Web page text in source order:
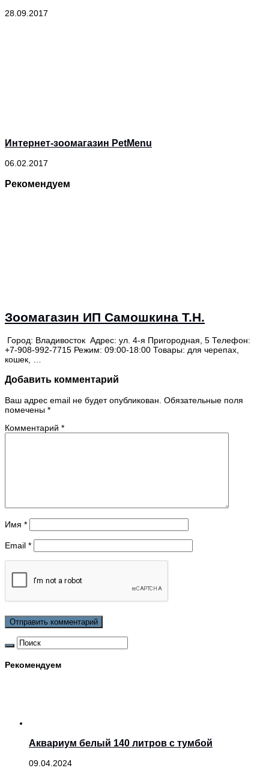
28.09.2017
Интернет-зоомагазин PetMenu
06.02.2017
Рекомендуем
Зоомагазин ИП Самошкина Т.Н.
Город: Владивосток Адрес: ул. 4-я Пригородная, 5 Телефон:
+7-908-992-7715 Режим: 09:00-18:00 Товары: для черепах,
кошек, …
Добавить комментарий
Ваш адрес email не будет опубликован. Обязательные поля
помечены *
Комментарий *
Имя *
Email *
Рекомендуем
Аквариум белый 140 литров с тумбой
09.04.2024